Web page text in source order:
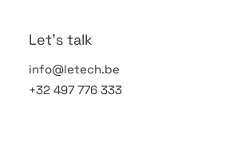
Let's talk
info@letech.be
+32 497 776 333
traject, merkt snel dat design
gebruiksgemak en opvolging
een website leads oplevert of